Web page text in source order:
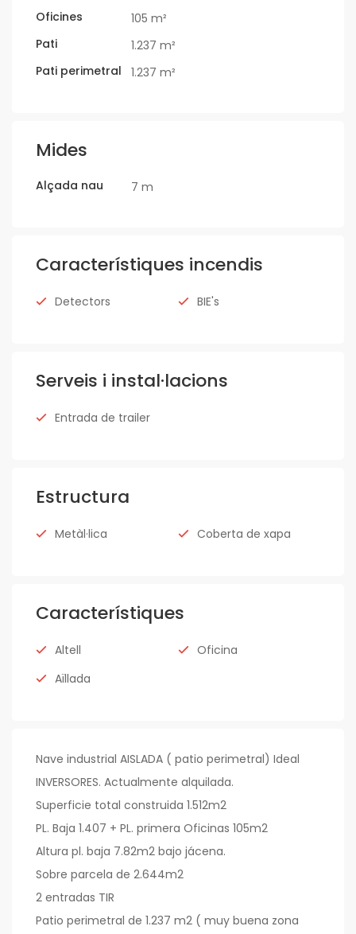
Oficines
105 m²
Pati
1.237 m²
Pati perimetral
1.237 m²
Mides
Alçada nau 7 m
Característiques incendis
Detectors BIE's
Serveis i instal·lacions
Entrada de trailer
Estructura
Metàl·lica Coberta de xapa
Característiques
Altell
Oficina
Aïllada
Nave industrial AISLADA ( patio perimetral) Ideal
INVERSORES. Actualmente alquilada.
Superficie total construida 1.512m2
PL. Baja 1.407 + PL. primera Oficinas 105m2
Altura pl. baja 7.82m2 bajo jácena.
Sobre parcela de 2.644m2
2 entradas TIR
Patio perimetral de 1.237 m2 ( muy buena zona